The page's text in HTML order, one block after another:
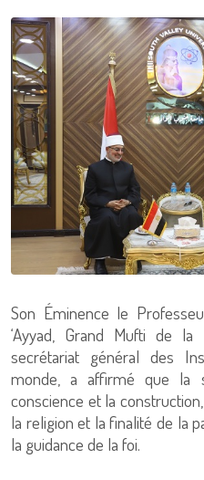
Son Éminence le
‘Ayyad, Grand Mufti de
secrétariat général des
monde, a affirmé que la
conscience et la
la religion et la finalité de la
la guidance de la foi.